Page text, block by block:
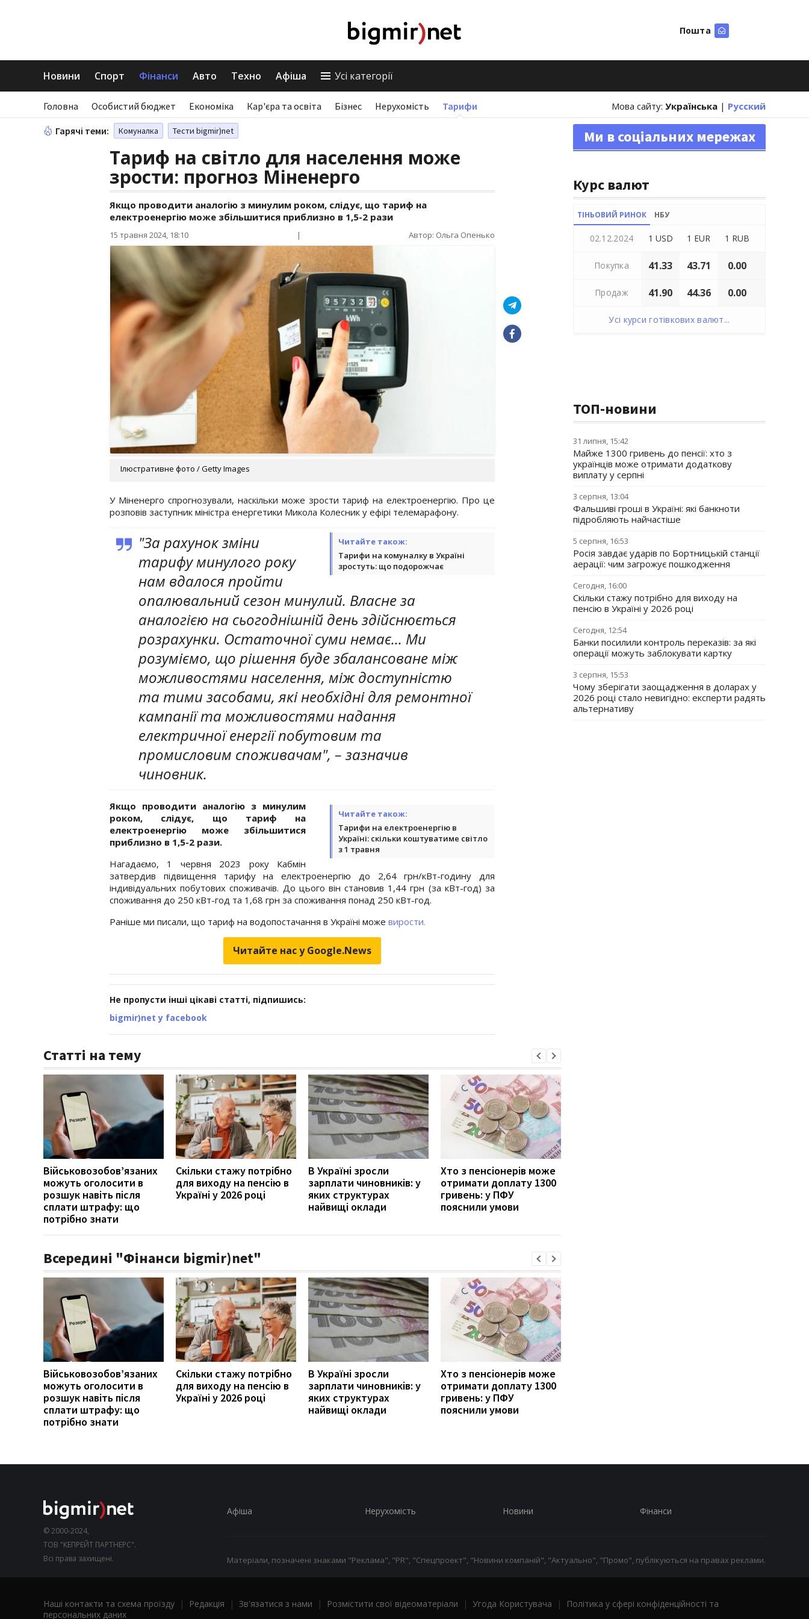
Пошта
Новини Спорт Фінанси Авто Техно Афіша Усі категорії
Головна Особистий бюджет Економіка Кар'єра та освіта Бізнес Нерухомість Тарифи Мова сайту: Українська | Русский
Гарячі теми: Комуналка Тести bigmir)net
Тариф на світло для населення може
зрости: прогноз Міненерго
Якщо проводити аналогію з минулим роком, слідує, що тариф на
електроенергію може збільшитися приблизно в 1,5-2 рази
15 травня 2024, 18:10 | Автор: Ольга Опенько
Ілюстративне фото / Getty Images
У Міненерго спрогнозували, наскільки може зрости тариф на електроенергію. Про це
розповів заступник міністра енергетики Микола Колесник у ефірі телемарафону.
Читайте також:
Тарифи на комуналку в Україні
зростуть: що подорожчає
"За рахунок зміни
тарифу минулого року
нам вдалося пройти
опалювальний сезон минулий. Власне за
аналогією на сьогоднішній день здійснюється
розрахунки. Остаточної суми немає... Ми
розуміємо, що рішення буде збалансоване між
можливостями населення, між доступністю
та тими засобами, які необхідні для ремонтної
кампанії та можливостями надання
електричної енергії побутовим та
промисловим споживачам", – зазначив
чиновник.
Читайте також:
Тарифи на електроенергію в
Україні: скільки коштуватиме світло
з 1 травня
Якщо проводити аналогію з минулим
роком, слідує, що тариф на
електроенергію може збільшитися
приблизно в 1,5-2 рази.
Нагадаємо, 1 червня 2023 року Кабмін
затвердив підвищення тарифу на електроенергію до 2,64 грн/кВт-годину для
індивідуальних побутових споживачів. До цього він становив 1,44 грн (за кВт-год) за
споживання до 250 кВт-год та 1,68 грн за споживання понад 250 кВт-год.
Раніше ми писали, що тариф на водопостачання в Україні може вирости.
Читайте нас у Google.News
Не пропусти інші цікаві статті, підпишись:
bigmir)net у facebook
Статті на тему
Військовозобов’язаних
можуть оголосити в
розшук навіть після
сплати штрафу: що
потрібно знати
Скільки стажу потрібно
для виходу на пенсію в
Україні у 2026 році
В Україні зросли
зарплати чиновників: у
яких структурах
найвищі оклади
Хто з пенсіонерів може
отримати доплату 1300
гривень: у ПФУ
пояснили умови
Всередині "Фінанси bigmir)net"
Військовозобов’язаних
можуть оголосити в
розшук навіть після
сплати штрафу: що
потрібно знати
Скільки стажу потрібно
для виходу на пенсію в
Україні у 2026 році
В Україні зросли
зарплати чиновників: у
яких структурах
найвищі оклади
Хто з пенсіонерів може
отримати доплату 1300
гривень: у ПФУ
пояснили умови
Ми в соціальних мережах
Курс валют
ТІНЬОВИЙ РИНОК НБУ
02.12.2024 1 USD 1 EUR 1 RUB
Покупка 41.33 43.71 0.00
Продаж 41.90 44.36 0.00
Усі курси готівкових валют...
ТОП-новини
31 липня, 15:42
Майже 1300 гривень до пенсії: хто з
українців може отримати додаткову
виплату у серпні
3 серпня, 13:04
Фальшиві гроші в Україні: які банкноти
підробляють найчастіше
5 серпня, 16:53
Росія завдає ударів по Бортницькій станції
аерації: чим загрожує пошкодження
Сегодня, 16:00
Скільки стажу потрібно для виходу на
пенсію в Україні у 2026 році
Сегодня, 12:54
Банки посилили контроль переказів: за які
операції можуть заблокувати картку
3 серпня, 15:53
Чому зберігати заощадження в доларах у
2026 році стало невигідно: експерти радять
альтернативу
© 2000-2024,
ТОВ "КЕПРЕЙТ ПАРТНЕРС".
Всі права захищені.
Афіша Нерухомість Новини Фінанси
Матеріали, позначені знаками "Реклама", "PR", "Спецпроект", "Новини компаній", "Актуально", "Промо", публікуються на правах реклами.
Наші контакти та схема проїзду | Редакція | Зв'язатися з нами | Розмістити свої відеоматеріали | Угода Користувача |
Політика у сфері конфіденційності та
персональних даних